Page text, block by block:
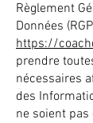
Règlement
Données
https://
prendre
nécessaires
des
ne soient